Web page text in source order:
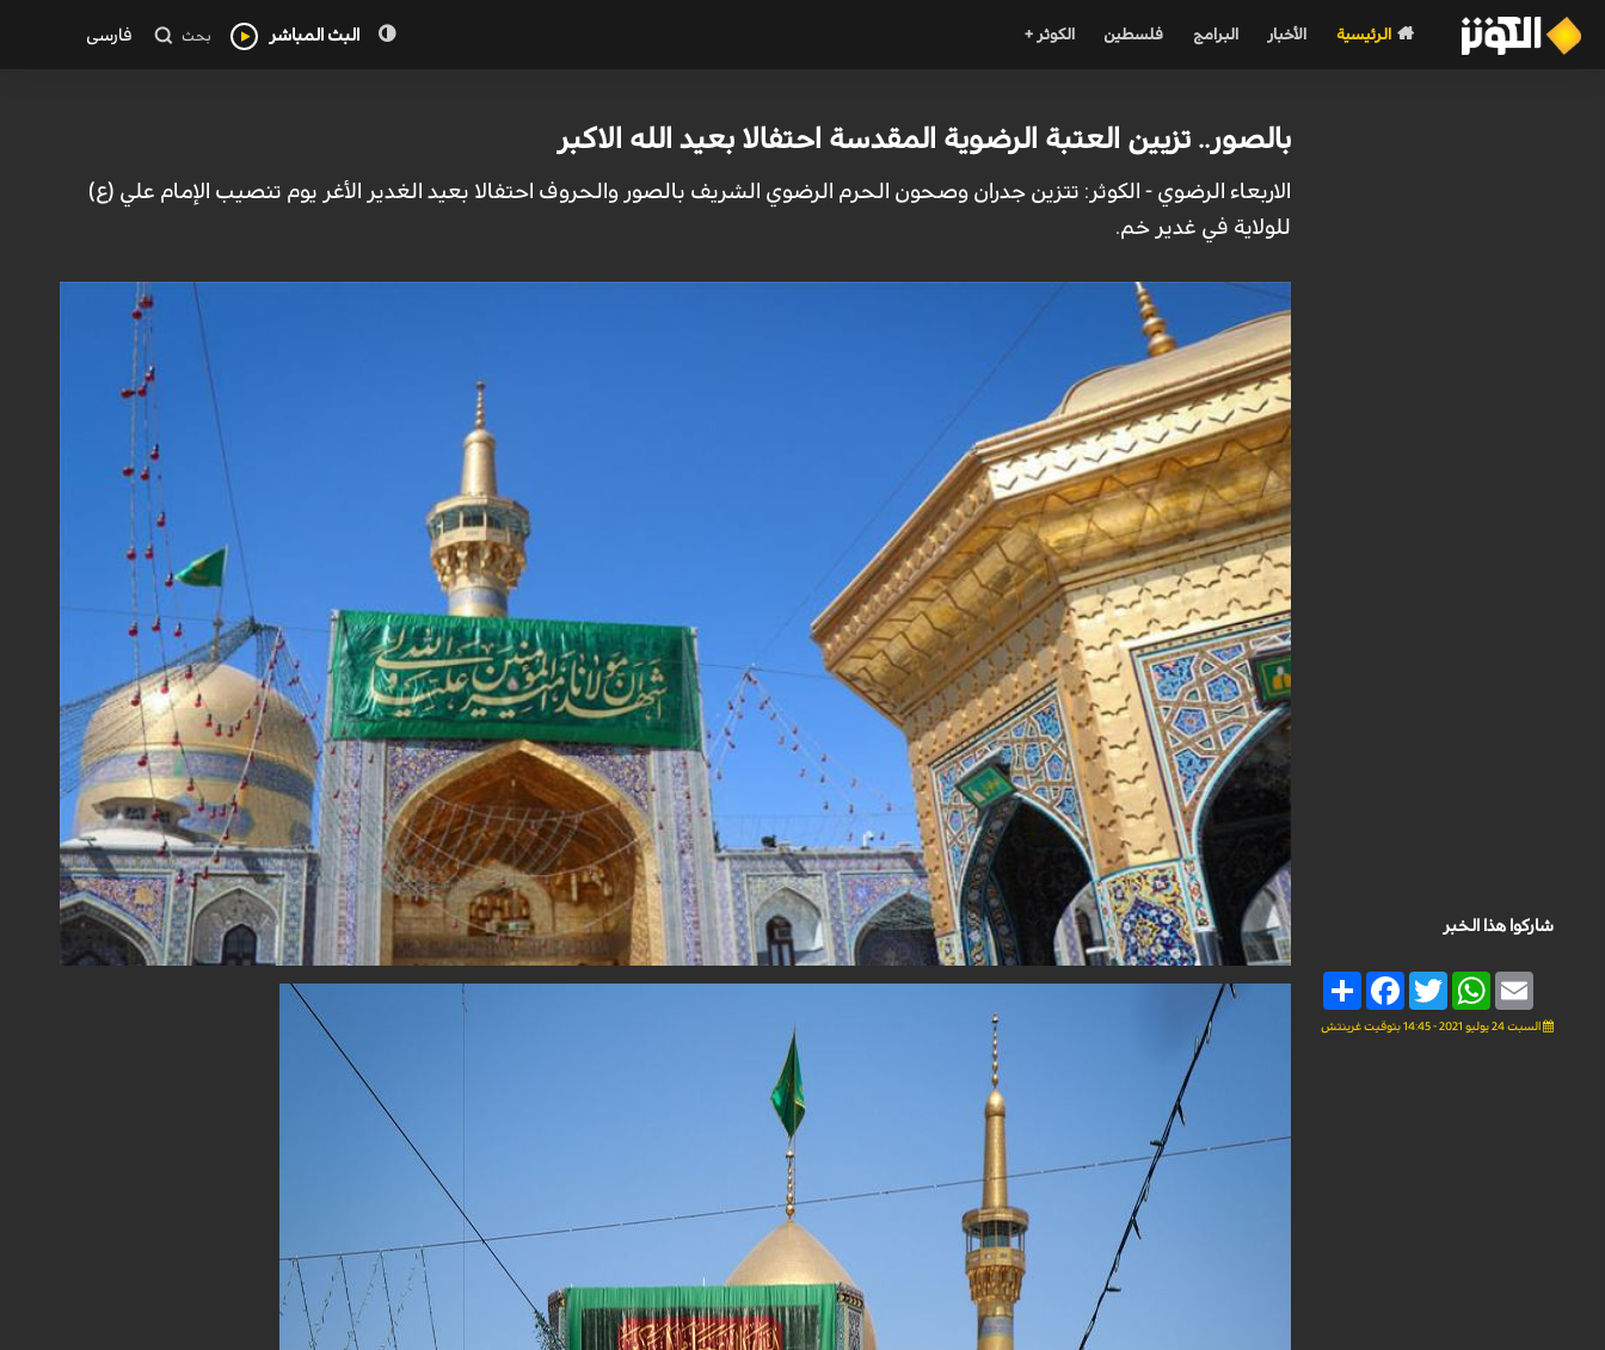
الرئيسية الأخبار البرامج فلسطين الكوثر + البث المباشر بحث فارسی
شاركوا هذا الخبر
Share
FacebookTwitter
WhatsAppEmail
السبت 24 يوليو 2021 - 14:45 بتوقيت غرينتش
بالصور.. تزيين العتبة الرضوية المقدسة احتفالا بعيد الله الاكبر
الاربعاء الرضوي - الكوثر: تتزين جدران وصحون الحرم الرضوي الشريف بالصور والحروف احتفالا بعيد الغدير الأغر يوم تنصيب الإمام علي (ع)
للولاية في غدير خم.